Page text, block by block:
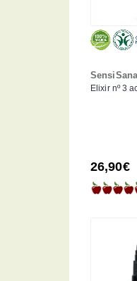
SensiSana
Elixir nº 3
26,90€